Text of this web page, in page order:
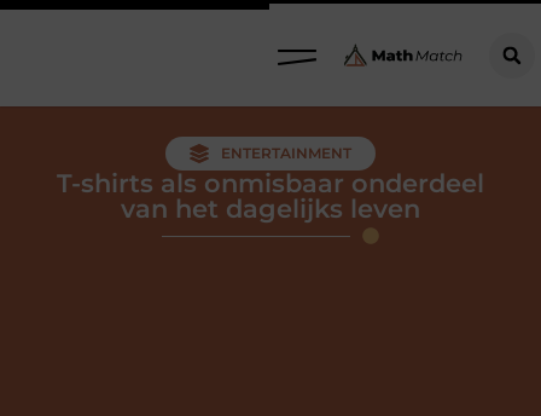
ENTERTAINMENT
T-shirts als onmisbaar onderdeel
van het dagelijks leven